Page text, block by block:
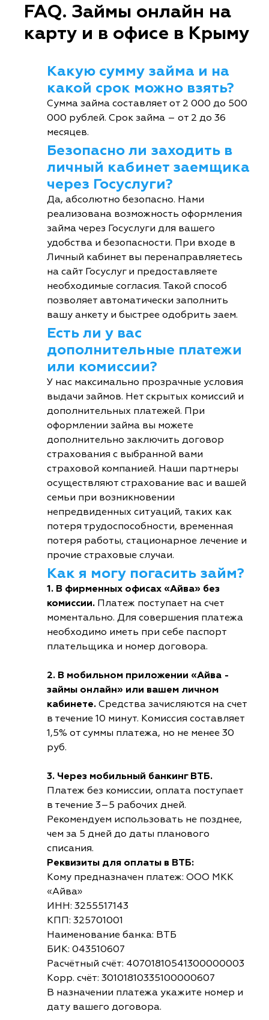
FAQ. Займы онлайн на
карту и в офисе в Крыму
Какую сумму займа и на
какой срок можно взять?
Сумма займа составляет от 2 000 до 500
000 рублей. Срок займа – от 2 до 36
месяцев.
Безопасно ли заходить в
личный кабинет заемщика
через Госуслуги?
Да, абсолютно безопасно. Нами
реализована возможность оформления
займа через Госуслуги для вашего
удобства и безопасности. При входе в
Личный кабинет вы перенаправляетесь
на сайт Госуслуг и предоставляете
необходимые согласия. Такой способ
позволяет автоматически заполнить
вашу анкету и быстрее одобрить заем.
Есть ли у вас
дополнительные платежи
или комиссии?
У нас максимально прозрачные условия
выдачи займов. Нет скрытых комиссий и
дополнительных платежей. При
оформлении займа вы можете
дополнительно заключить договор
страхования с выбранной вами
страховой компанией. Наши партнеры
осуществляют страхование вас и вашей
семьи при возникновении
непредвиденных ситуаций, таких как
потеря трудоспособности, временная
потеря работы, стационарное лечение и
прочие страховые случаи.
Как я могу погасить займ?
1. В фирменных офисах «Айва» без
комиссии. Платеж поступает на счет
моментально. Для совершения платежа
необходимо иметь при себе паспорт
плательщика и номер договора.
2. В мобильном приложении «Айва -
займы онлайн» или вашем личном
кабинете. Средства зачисляются на счет
в течение 10 минут. Комиссия составляет
1,5% от суммы платежа, но не менее 30
руб.
3. Через мобильный банкинг ВТБ.
Платеж без комиссии, оплата поступает
в течение 3–5 рабочих дней.
Рекомендуем использовать не позднее,
чем за 5 дней до даты планового
списания.
Реквизиты для оплаты в ВТБ:
Кому предназначен платеж: ООО МКК
«Айва»
ИНН: 3255517143
КПП: 325701001
Наименование банка: ВТБ
БИК: 043510607
Расчётный счёт: 40701810541300000003
Корр. счёт: 30101810335100000607
В назначении платежа укажите номер и
дату вашего договора.